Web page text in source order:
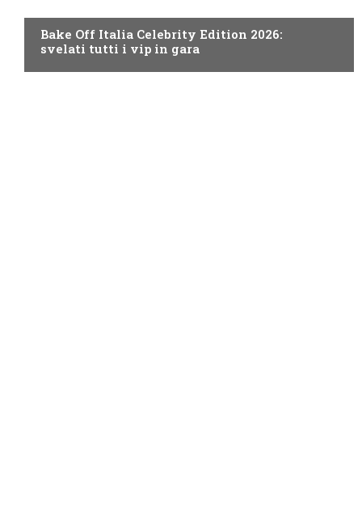
Bake Off Italia Celebrity Edition 2026:
svelati tutti i vip in gara